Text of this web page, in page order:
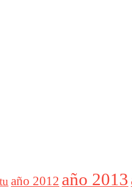
año 2012 año 2013